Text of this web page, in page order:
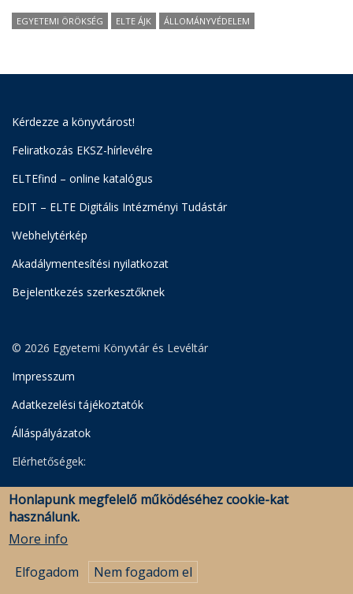
EGYETEMI ÖRÖKSÉG ELTE ÁJK ÁLLOMÁNYVÉDELEM
Kérdezze a könyvtárost!
Feliratkozás EKSZ-hírlevélre
ELTEfind – online katalógus
EDIT – ELTE Digitális Intézményi Tudástár
Webhelytérkép
Akadálymentesítési nyilatkozat
Bejelentkezés szerkesztőknek
© 2026 Egyetemi Könyvtár és Levéltár
Impresszum
Adatkezelési tájékoztatók
Álláspályázatok
Elérhetőségek:
Egyetemi Könyvtár
Levéltár
Savaria Könyvtár és Levéltár (Szombathely)
Honlapunk megfelelő működéséhez cookie-kat
használunk.
More info
Elfogadom
Nem fogadom el